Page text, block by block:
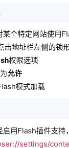
个特定网站使用
击地址栏左侧的锁
权限选项
允许
模式加载
用Flash插件支持
settings/